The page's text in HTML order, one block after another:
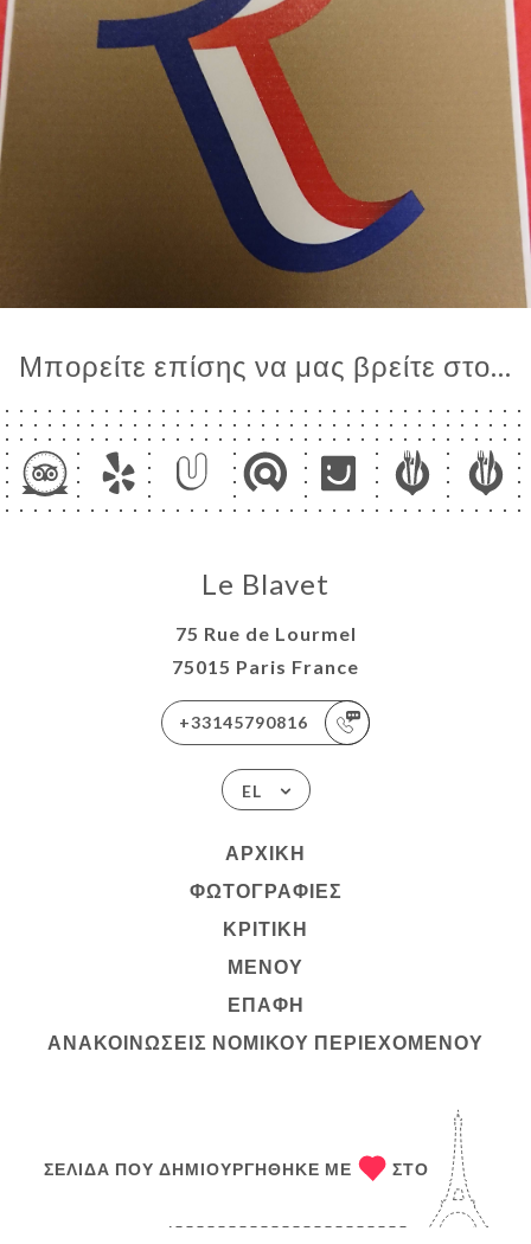
Μπορείτε επίσης να μας βρείτε στο...
Le Blavet
75 Rue de Lourmel
75015 Paris France
+33145790816
EL
ΑΡΧΙΚΉ
ΦΩΤΟΓΡΑΦΊΕΣ
ΚΡΙΤΙΚΉ
ΜΕΝΟΎ
ΕΠΑΦΉ
ΑΝΑΚΟΙΝΏΣΕΙΣ ΝΟΜΙΚΟΎ ΠΕΡΙΕΧΟΜΈΝΟΥ
ΣΕΛΊΔΑ ΠΟΥ ΔΗΜΙΟΥΡΓΉΘΗΚΕ ΜΕ ΣΤΟ